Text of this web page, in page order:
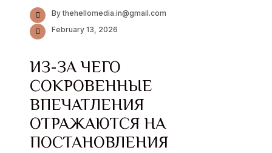
By thehellomedia.in@gmail.com
February 13, 2026
ИЗ-ЗА ЧЕГО
СОКРОВЕННЫЕ
ВПЕЧАТЛЕНИЯ
ОТРАЖАЮТСЯ НА
ПОСТАНОВЛЕНИЯ